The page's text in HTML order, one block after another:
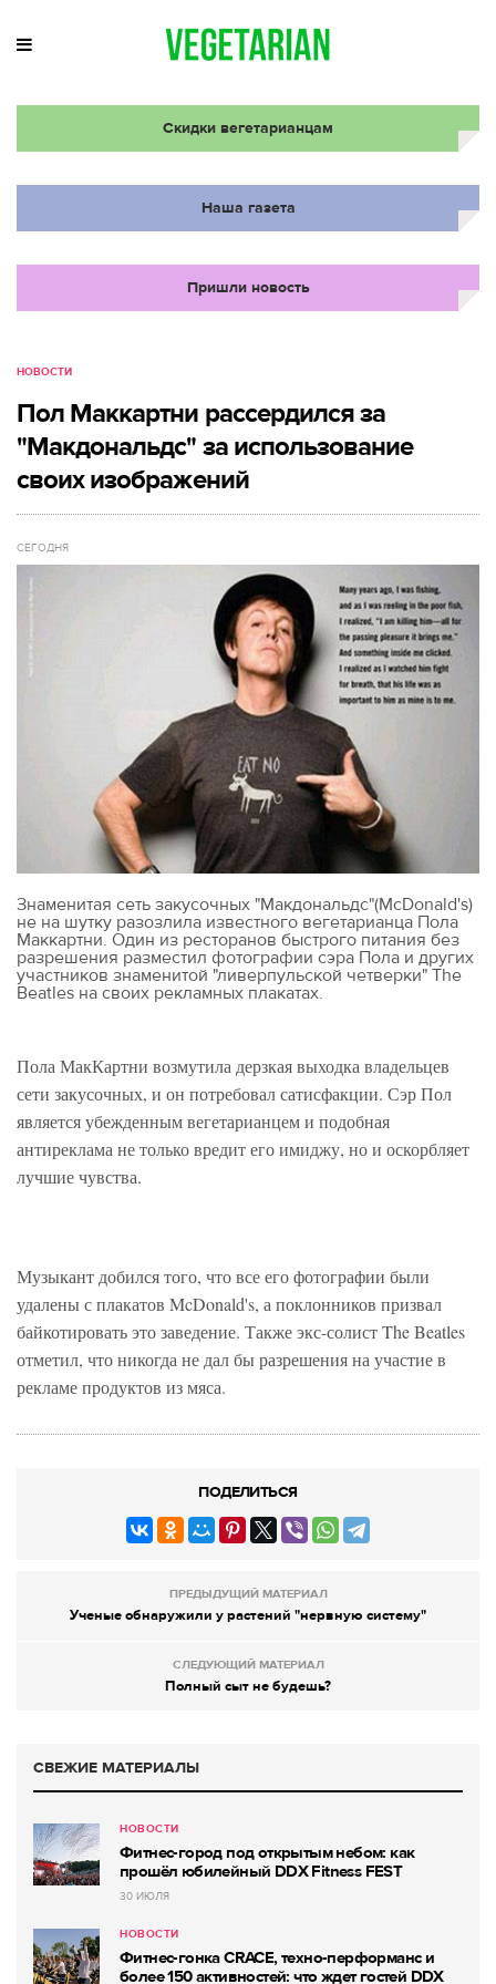
Скидки вегетарианцам
Наша газета
Пришли новость
НОВОСТИ
Пол Маккартни рассердился за
"Макдональдс" за использование
своих изображений
СЕГОДНЯ
Знаменитая сеть закусочных "Макдональдс"(McDonald's)
не на шутку разозлила известного вегетарианца Пола
Маккартни. Один из ресторанов быстрого питания без
разрешения разместил фотографии сэра Пола и других
участников знаменитой "ливерпульской четверки" The
Beatles на своих рекламных плакатах.
Пола МакКартни возмутила дерзкая выходка владельцев
сети закусочных, и он потребовал сатисфакции. Сэр Пол
является убежденным вегетарианцем и подобная
антиреклама не только вредит его имиджу, но и оскорбляет
лучшие чувства.
Музыкант добился того, что все его фотографии были
удалены с плакатов McDonald's, а поклонников призвал
байкотировать это заведение. Также экс-солист The Beatles
отметил, что никогда не дал бы разрешения на участие в
рекламе продуктов из мяса.
ПОДЕЛИТЬСЯ
ПРЕДЫДУЩИЙ МАТЕРИАЛ
Ученые обнаружили у растений "нервную систему"
СЛЕДУЮЩИЙ МАТЕРИАЛ
Полный сыт не будешь?
СВЕЖИЕ МАТЕРИАЛЫ
НОВОСТИ
Фитнес-город под открытым небом: как
прошёл юбилейный DDX Fitness FEST
30 ИЮЛЯ
НОВОСТИ
Фитнес-гонка CRACE, техно-перформанс и
более 150 активностей: что ждет гостей DDX